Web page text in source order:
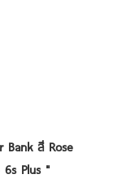
Bank สี Rose
Plus"